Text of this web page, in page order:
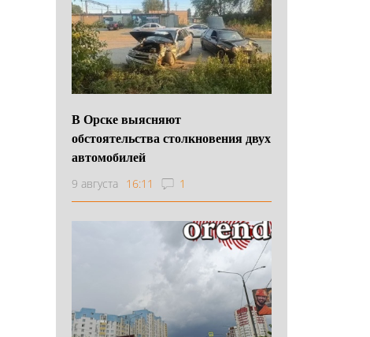
В Орске выясняют
обстоятельства столкновения двух
автомобилей
9 августа 16:11 1